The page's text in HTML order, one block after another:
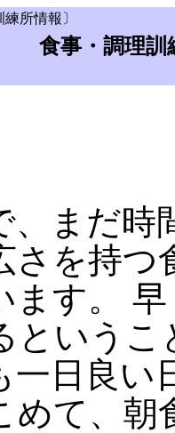
練所情報〕
食事・調理
まだ時
さを持つ
ます。
というこ
一日良い
めて、